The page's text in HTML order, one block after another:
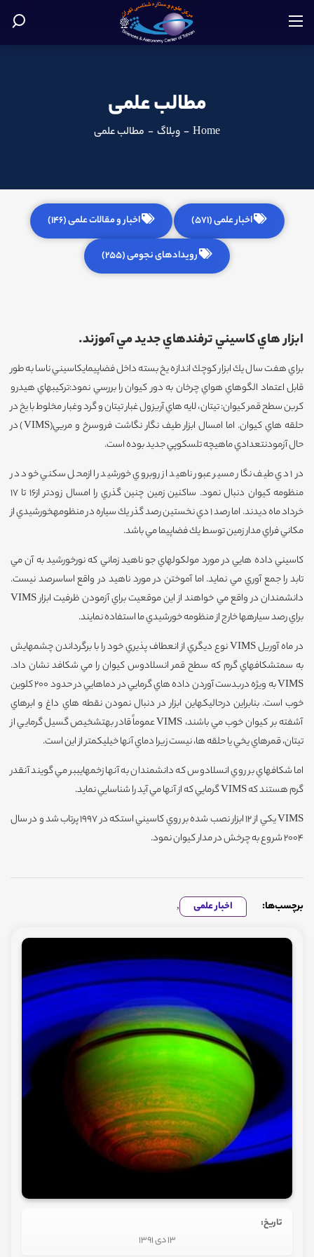
مطالب علمی
Home
- وبلاگ - مطالب علمی
اخبار علمی (571) اخبار و مقالات علمی (146)
رویدادهای نجومی (255)
ابزار هاي كاسيني ترفندهاي جديد مي آموزند.
براي هفت سال يك ابزار كوچك اندازه يخ بسته داخل فضاپيمايكاسيني ناسا به طور
قابل اعتماد الگوهاي هواي چرخان به دور كيوان را بررسي نمود:تركيبهاي هيدرو
كربن سطح قمر كيوان: تيتان، لايه هاي آريزول غبار تيتان و گرد وغبار مخلوط با يخ در
حلقه هاي كيوان. اما امسال ابزار طيف نگار نگاشت فروسرخ و مريي(VIMS) در
حال آزمودنتعدادي ماهيچه تلسكوپي جديد بوده است.
در 1 دي طيف نگار مسير عبور ناهيد از روبروي خورشيد را ازمحل سكني خود در
منظومه كيوان دنبال نمود. ساكنين زمين چنين گذري را امسال زودتر از16 تا 17
خرداد ماه ديدند. اما رصد 1 دي نخستين رصد گذر يك سياره در منظومهخورشيدي از
مكاني فراي مدار زمين توسط يك فضاپيما مي باشد.
كاسيني داده هايي در مورد مولكولهاي جو ناهيد زماني كه نورخورشيد به آن مي
تابد را جمع آوري مي نمايد. اما آموختن در مورد ناهيد در واقع اساسرصد نيست.
دانشمندان در واقع مي خواهند از اين موقعيت براي آزمودن ظرفيت ابزار VIMS
براي رصد سيارهها خارج از منظومه خورشيدي ما استفاده نمايند.
در ماه آوريل VIMS نوع ديگري از انعطاف پذيري خود را با برگرداندن چشمهايش
به سمتشكافهاي گرم كه سطح قمر انسلادوس كيوان را مي شكافد نشان داد.
VIMS به ويژه دربدست آوردن داده هاي گرمايي در دماهايي در حدود 200 كلوين
خوب است. بنابراين درحاليكهاين ابزار در دنبال نمودن نقطه هاي داغ و ابرهاي
آشفته بر كيوان خوب مي باشند، VIMS عموماً قادر بهتشخيص گسيل گرمايي از
تيتان، قمرهاي يخي يا حلقه ها، نيست زيرا دماي آنها خيليكمتر از اين است.
اما شكافهاي بر روي انسلادوس كه دانشمندان به آنها زخمهايببر مي گويند آنقدر
گرم هستند كه VIMS گرمايي كه از آنها مي آيد را شناسايي نمايد.
VIMS يكي از 12 ابزار نصب شده بر روي كاسيني استكه در 1997 پرتاب شد و در سال
2004 شروع به چرخش در مدار كيوان نمود.
برچسب‌ها: اخبار علمی ,
تاریخ:
13 دی 1391